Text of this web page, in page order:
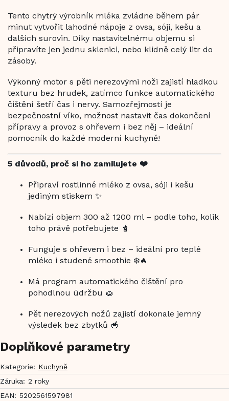
Tento chytrý výrobník mléka zvládne během pár
minut vytvořit lahodné nápoje z ovsa, sóji, kešu a
dalších surovin. Díky nastavitelnému objemu si
připravíte jen jednu sklenici, nebo klidně celý litr do
zásoby.
Výkonný motor s pěti nerezovými noži zajistí hladkou
texturu bez hrudek, zatímco funkce automatického
čištění šetří čas i nervy. Samozřejmostí je
bezpečnostní víko, možnost nastavit čas dokončení
přípravy a provoz s ohřevem i bez něj – ideální
pomocník do každé moderní kuchyně!
5 důvodů, proč si ho zamilujete ❤️
Připraví rostlinné mléko z ovsa, sóji i kešu
jediným stiskem ✨
Nabízí objem 300 až 1200 ml – podle toho, kolik
toho právě potřebujete 🧋
Funguje s ohřevem i bez – ideální pro teplé
mléko i studené smoothie ❄️🔥
Má program automatického čištění pro
pohodlnou údržbu 🧽
Pět nerezových nožů zajistí dokonale jemný
výsledek bez zbytků 🥣
Doplňkové parametry
Kategorie: Kuchyně
Záruka: 2 roky
EAN: 5202561597981